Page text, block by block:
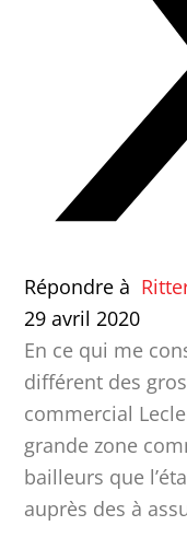
Répondre à
29 avril 2020
En ce qui me
différent des
commercial
grande zone
bailleurs que
auprès des à